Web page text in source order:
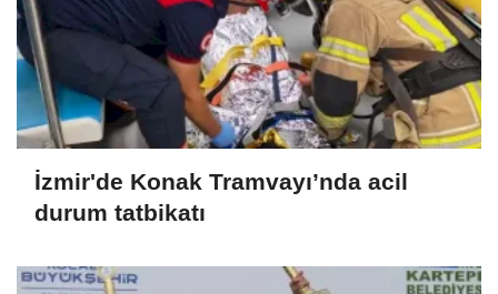
İzmir'de Konak Tramvayı’nda acil
durum tatbikatı